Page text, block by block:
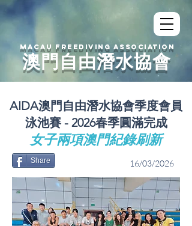
澳門自由潛水協會
MACAU FREEDIVING ASSOCIATION
AIDA澳門自由潛水協會季度會員
泳池賽 - 2026春季圓滿完成
女子兩項澳門紀錄刷新
Share 16/03/2026